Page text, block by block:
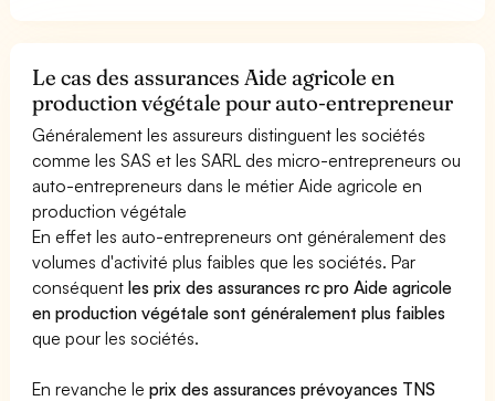
Le cas des assurances Aide agricole en
production végétale pour auto-entrepreneur
Généralement les assureurs distinguent les sociétés
comme les SAS et les SARL des micro-entrepreneurs ou
auto-entrepreneurs dans le métier Aide agricole en
production végétale
En effet les auto-entrepreneurs ont généralement des
volumes d'activité plus faibles que les sociétés. Par
conséquentles prix des assurances rc pro Aide agricole
en production végétale sont généralement plus faibles
que pour les sociétés.
En revanche leprix des assurances prévoyances TNS